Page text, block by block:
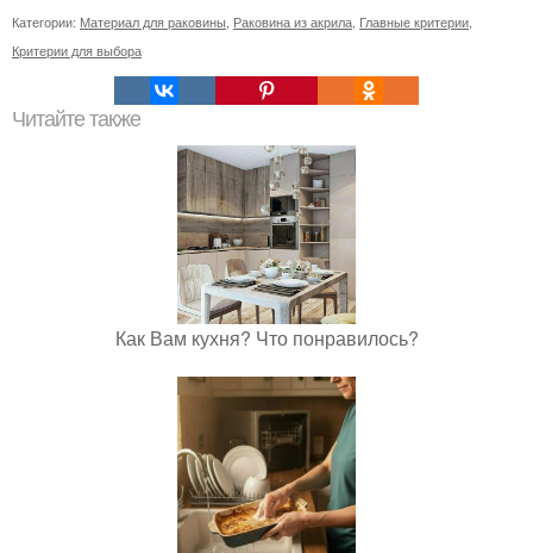
Категории: Материал для раковины Раковина из акрила Главные критерии
Критерии для выбора
Читайте также
Как Вам кухня? Что понравилось?